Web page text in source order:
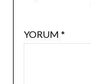
YORUM *